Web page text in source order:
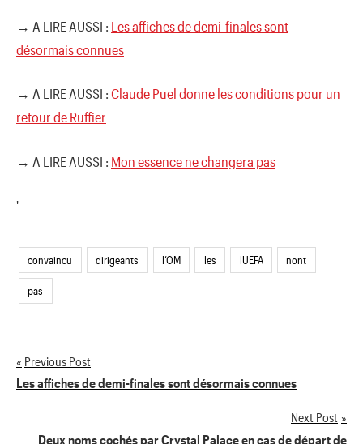
→ A LIRE AUSSI : Les affiches de demi-finales sont
désormais connues
→ A LIRE AUSSI : Claude Puel donne les conditions pour un
retour de Ruffier
→ A LIRE AUSSI : Mon essence ne changera pas
'
convaincu dirigeants l’OM les lUEFA nont
pas
Navigation
Previous Post
Les affiches de demi-finales sont désormais connues
Next Post
Deux noms cochés par Crystal Palace en cas de départ de